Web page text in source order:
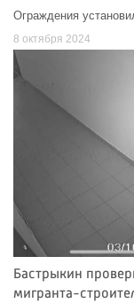
Ограждения
8 октября 2024
Бастрыкин
мигранта-